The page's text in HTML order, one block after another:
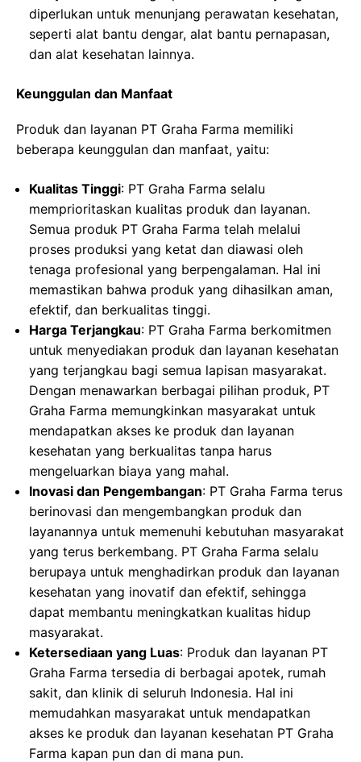
diperlukan untuk menunjang perawatan kesehatan,
seperti alat bantu dengar, alat bantu pernapasan,
dan alat kesehatan lainnya.
Keunggulan dan Manfaat
Produk dan layanan PT Graha Farma memiliki
beberapa keunggulan dan manfaat, yaitu:
Kualitas Tinggi: PT Graha Farma selalu
memprioritaskan kualitas produk dan layanan.
Semua produk PT Graha Farma telah melalui
proses produksi yang ketat dan diawasi oleh
tenaga profesional yang berpengalaman. Hal ini
memastikan bahwa produk yang dihasilkan aman,
efektif, dan berkualitas tinggi.
Harga Terjangkau: PT Graha Farma berkomitmen
untuk menyediakan produk dan layanan kesehatan
yang terjangkau bagi semua lapisan masyarakat.
Dengan menawarkan berbagai pilihan produk, PT
Graha Farma memungkinkan masyarakat untuk
mendapatkan akses ke produk dan layanan
kesehatan yang berkualitas tanpa harus
mengeluarkan biaya yang mahal.
Inovasi dan Pengembangan: PT Graha Farma terus
berinovasi dan mengembangkan produk dan
layanannya untuk memenuhi kebutuhan masyarakat
yang terus berkembang. PT Graha Farma selalu
berupaya untuk menghadirkan produk dan layanan
kesehatan yang inovatif dan efektif, sehingga
dapat membantu meningkatkan kualitas hidup
masyarakat.
Ketersediaan yang Luas: Produk dan layanan PT
Graha Farma tersedia di berbagai apotek, rumah
sakit, dan klinik di seluruh Indonesia. Hal ini
memudahkan masyarakat untuk mendapatkan
akses ke produk dan layanan kesehatan PT Graha
Farma kapan pun dan di mana pun.